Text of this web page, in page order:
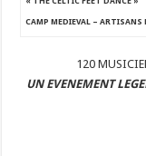
CAMP MEDIEVAL – ARTISANS
120
UN EVENEMENT